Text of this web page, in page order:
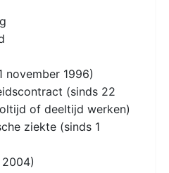
november 1996)
(sinds 22
of deeltijd werken)
ziekte (sinds 1